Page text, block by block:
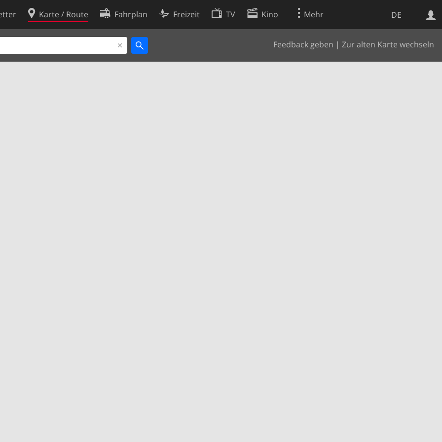
DE
Karte / Route Fahrplan Freizeit TV Kino Mehr
Feedback geben | Zur alten Karte wechseln
Websuche
Cookie-Richtlinie
Cookie-Einstellungen